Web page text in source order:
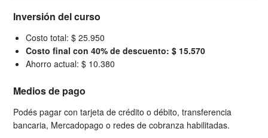
Inversión del curso
Costo total: $ 25.950
Costo final con 40% de descuento: $ 15.570
Ahorro actual: $ 10.380
Medios de pago
Podés pagar con tarjeta de crédito o débito, transferencia
bancaria, Mercadopago o redes de cobranza habilitadas.